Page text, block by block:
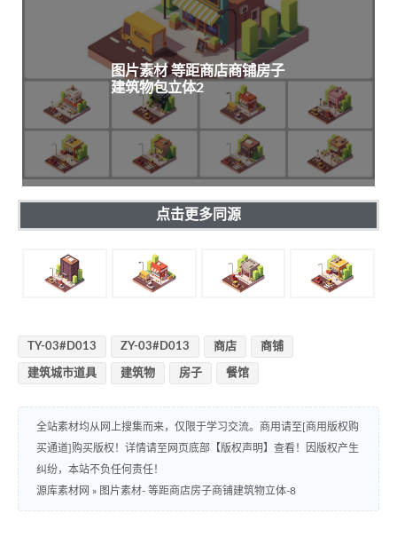
图片素材 等距商店商铺房子
建筑物包立体2
点击更多同源
TY-03#D013 ZY-03#D013 商店 商铺
建筑城市道具 建筑物 房子 餐馆
全站素材均从网上搜集而来，仅限于学习交流。商用请至[商用版权购
买通道]购买版权！详情请至网页底部【版权声明】查看！因版权产生
纠纷，本站不负任何责任！
源库素材网 » 图片素材- 等距商店房子商铺建筑物立体-8